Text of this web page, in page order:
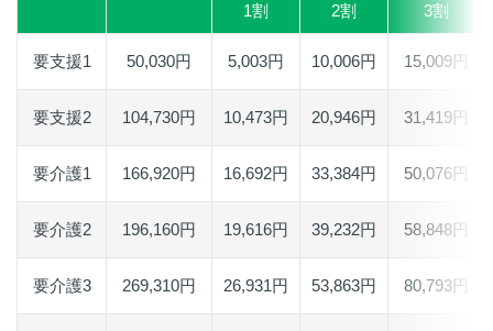
1割 2割 3割
要支援1 50,030円 5,003円 10,006円 15,009円
要支援2 104,730円 10,473円 20,946円 31,419円
要介護1 166,920円 16,692円 33,384円 50,076円
要介護2 196,160円 19,616円 39,232円 58,848円
要介護3 269,310円 26,931円 53,863円 80,793円